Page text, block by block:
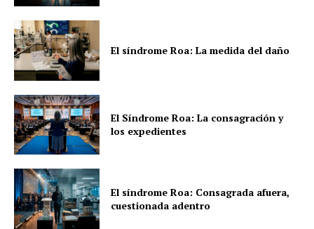
El síndrome Roa: La medida del daño
El Síndrome Roa: La consagración y
los expedientes
El síndrome Roa: Consagrada afuera,
cuestionada adentro